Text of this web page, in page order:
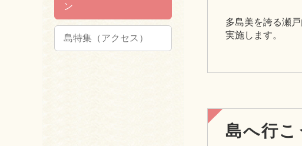
多島美を誇る瀬
実施します。
島へ行
ン
島特集（アクセス）